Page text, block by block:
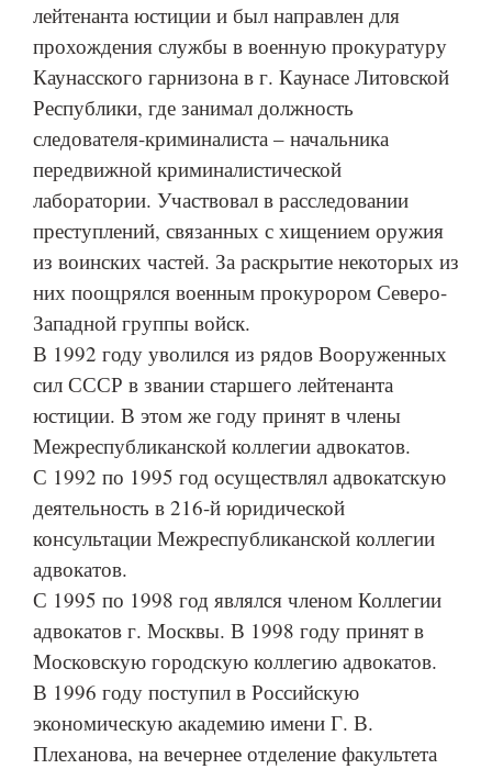
лейтенанта юстиции и был направлен для
прохождения службы в военную прокуратуру
Каунасского гарнизона в г. Каунасе Литовской
Республики, где занимал должность
следователя-криминалиста – начальника
передвижной криминалистической
лаборатории. Участвовал в расследовании
преступлений, связанных с хищением оружия
из воинских частей. За раскрытие некоторых из
них поощрялся военным прокурором Северо-
Западной группы войск.
В 1992 году уволился из рядов Вооруженных
сил СССР в звании старшего лейтенанта
юстиции. В этом же году принят в члены
Межреспубликанской коллегии адвокатов.
С 1992 по 1995 год осуществлял адвокатскую
деятельность в 216-й юридической
консультации Межреспубликанской коллегии
адвокатов.
С 1995 по 1998 год являлся членом Коллегии
адвокатов г. Москвы. В 1998 году принят в
Московскую городскую коллегию адвокатов.
В 1996 году поступил в Российскую
экономическую академию имени Г. В.
Плеханова, на вечернее отделение факультета